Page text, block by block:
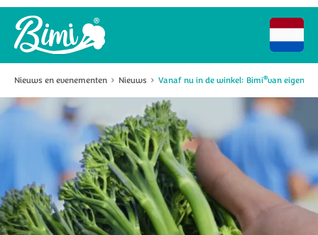
Nieuws en evenementen Nieuws Vanaf nu in de winkel: Bimi®van eigen